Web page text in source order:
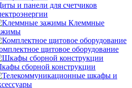
и панели для счетчиков
Клеммные
щитовое оборудование
сборной конструкции